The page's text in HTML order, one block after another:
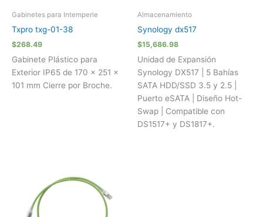
Gabinetes para Intemperie
Txpro txg-01-38
$268.49
Gabinete Plástico para
Exterior IP65 de 170 x 251 x
101 mm Cierre por Broche.
Almacenamiento
Synology dx517
$15,686.98
Unidad de Expansión
Synology DX517 | 5 Bahías
SATA HDD/SSD 3.5 y 2.5 |
Puerto eSATA | Diseño Hot-
Swap | Compatible con
DS1517+ y DS1817+.